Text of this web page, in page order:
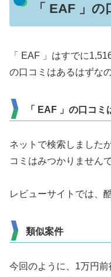
「 EAF 」の
「 EAF 」はすでに
の口コミはあるはずな
「 EAF 」の口コミ
ネットで検索しました
コミはみつかりません
レビューサイトでは、
類似案件
今回のように、1万円